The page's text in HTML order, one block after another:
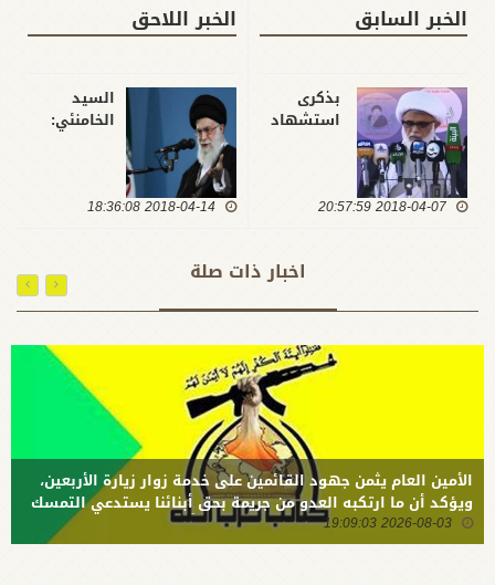
الخبر السابق
بذكرى
استشهاد
تخاطب
جنودكم في
السابقة
بنعوش، لن
نُبقي لكم
منهم ما
تحملونه
هذه المرة
2018-04-07 20:57:59
الخبر اللاحق
السيد
الخامنئي:
العدوان على
2018-04-14 18:36:08
اخبار ذات صلة
الأمين العام يثمن جهود القائمين على خدمة زوار زيارة الأربعين،
ويؤكد أن ما ارتكبه العدو من جريمة بحق أبنائنا يستدعي التمسك
بالسلاح وتطويره لردع كل من يريد بنا شراً
2026-08-03 19:09:03